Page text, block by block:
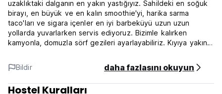
uzaklıktaki dalganın en yakın yastığıyız. Sahildeki en soğuk
birayı, en büyük ve en kalın smoothie'yi, harika sarma
taco'ları ve sigara içenler en iyi barbeküyü uzun uzun
yollarda yuvarlarken servis ediyoruz. Bizimle kalırken
kamyonla, domuzla sörf gezileri ayarlayabiliriz. Kıyıya yakın
gezilerimiz var. Ve yakında çok daha fazlası!
Nikaragua'nın en iyi bölgelerinden birinde, Refugio de Vida
Silvestre Río Escalante Chacocente, Playa Popoyo, Playa ve
Bildir daha fazlasını okuyun
Hostel Kuralları